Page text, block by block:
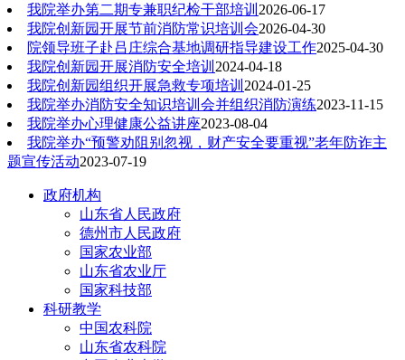
我院举办第二期专兼职纪检干部培训 2026-06-17
我院创新园开展节前消防常识培训会2026-04-30
院领导班子赴吕庄综合基地调研指导建设工作2025-04-30
我院创新园开展消防安全培训 2024-04-18
我院创新园组织开展急救专项培训 2024-01-25
我院举办消防安全知识培训会并组织消防演练2023-11-15
我院举办心理健康公益讲座2023-08-04
我院举办“预警劝阻别忽视，财产安全要重视”老年防诈主
题宣传活动2023-07-19
政府机构
山东省人民政府
德州市人民政府
国家农业部
山东省农业厅
国家科技部
科研教学
中国农科院
山东省农科院